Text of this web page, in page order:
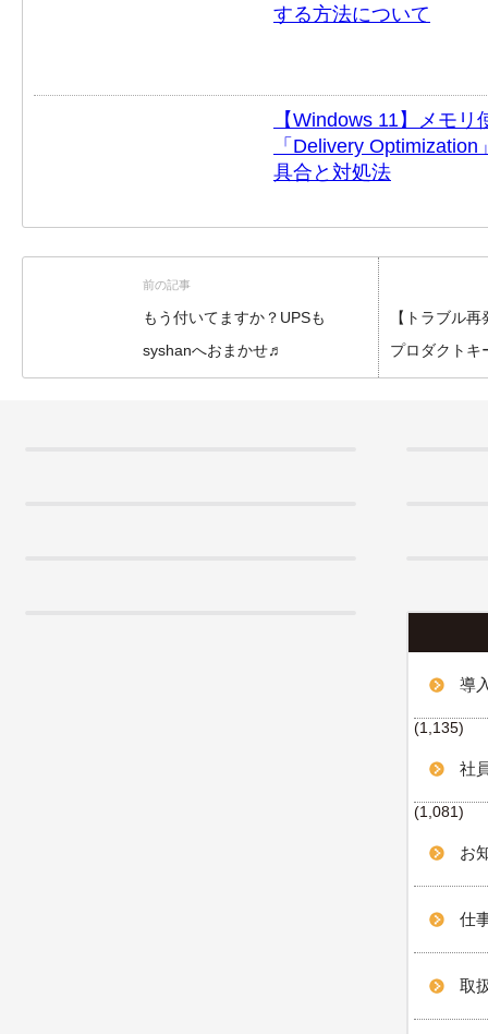
する方法について
【Windows 11】メモ
「Delivery
具合と対処法
前の記事
もう付いてますか？UPSも
syshanへおまかせ♬
【トラブル
プロダクトキ
い件（三日月
導
(1,135)
社
(1,081)
お
仕
取